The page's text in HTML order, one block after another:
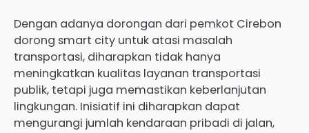
Dengan adanya dorongan dari pemkot Cirebon
dorong smart city untuk atasi masalah
transportasi, diharapkan tidak hanya
meningkatkan kualitas layanan transportasi
publik, tetapi juga memastikan keberlanjutan
lingkungan. Inisiatif ini diharapkan dapat
mengurangi jumlah kendaraan pribadi di jalan,